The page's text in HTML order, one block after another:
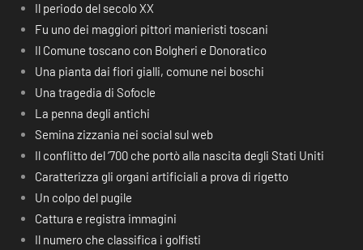
Il periodo del secolo XX
Fu uno dei maggiori pittori manieristi toscani
Il Comune toscano con Bolgheri e Donoratico
Una pianta dai fiori gialli, comune nei boschi
Una tragedia di Sofocle
La penna degli antichi
Semina zizzania nei social sul web
Il conflitto del ‘700 che portò alla nascita degli Stati Uniti
Caratterizza gli organi artificiali a prova di rigetto
Un colpo del pugile
Cattura e registra immagini
Il numero che classifica i golfisti